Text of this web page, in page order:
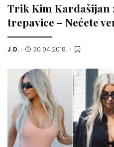
Trik Kim Kardašijan
trepavice – Nećete
Posted
J.D. 30.04.2018.